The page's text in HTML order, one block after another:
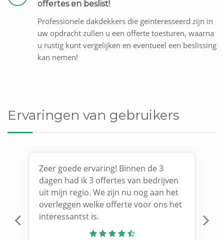
offertes en beslist!
Professionele dakdekkers die geïnteresseerd zijn in
uw opdracht zullen u een offerte toesturen, waarna
u rustig kunt vergelijken en eventueel een beslissing
kan nemen!
Ervaringen van gebruikers
Zeer goede ervaring! Binnen de 3
dagen had ik 3 offertes van bedrijven
uit mijn regio. We zijn nu nog aan het
overleggen welke offerte voor ons het
interessantst is.
Previous